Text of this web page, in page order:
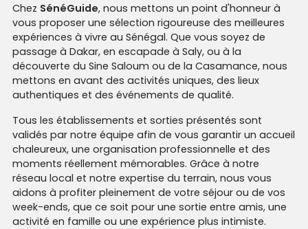
Chez SénéGuide, nous mettons un point d'honneur à
vous proposer une sélection rigoureuse des meilleures
expériences à vivre au Sénégal. Que vous soyez de
passage à Dakar, en escapade à Saly, ou à la
découverte du Sine Saloum ou de la Casamance, nous
mettons en avant des activités uniques, des lieux
authentiques et des événements de qualité.
Tous les établissements et sorties présentés sont
validés par notre équipe afin de vous garantir un accueil
chaleureux, une organisation professionnelle et des
moments réellement mémorables. Grâce à notre
réseau local et notre expertise du terrain, nous vous
aidons à profiter pleinement de votre séjour ou de vos
week-ends, que ce soit pour une sortie entre amis, une
activité en famille ou une expérience plus intimiste.